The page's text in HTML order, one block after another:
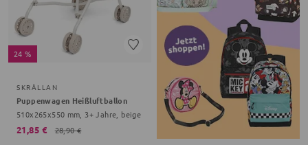
24 %
SKRÅLLAN
Puppenwagen Heißluftballon
510x265x550 mm, 3+ Jahre, beige
21,85 € 28,90 €